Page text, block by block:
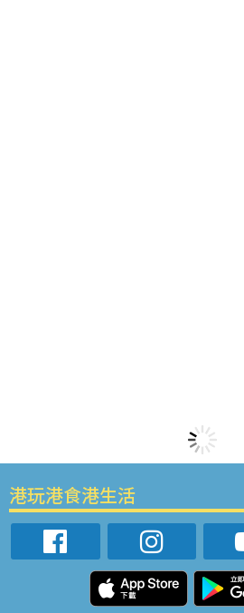
港玩港食港生活